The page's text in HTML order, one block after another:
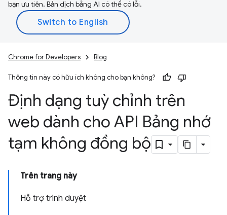
bạn ưu tiên. Bản dịch bằng AI có thể có lỗi.
Chrome for Developers Blog
Thông tin này có hữu ích không cho bạn không?
Định dạng tuỳ chỉnh trên
web dành cho API Bảng nhớ
tạm không đồng bộ
Trên trang này
Hỗ trợ trình duyệt